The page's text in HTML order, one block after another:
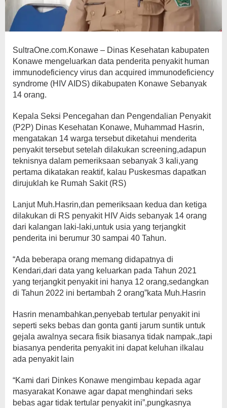
SultraOne.com.Konawe – Dinas Kesehatan kabupaten
Konawe mengeluarkan data penderita penyakit human
immunodeficiency virus dan acquired immunodeficiency
syndrome (HIV AIDS) dikabupaten Konawe Sebanyak
14 orang.
Kepala Seksi Pencegahan dan Pengendalian Penyakit
(P2P) Dinas Kesehatan Konawe, Muhammad Hasrin,
mengatakan 14 warga tersebut diketahui menderita
penyakit tersebut setelah dilakukan screening,adapun
teknisnya dalam pemeriksaan sebanyak 3 kali,yang
pertama dikatakan reaktif, kalau Puskesmas dapatkan
dirujuklah ke Rumah Sakit (RS)
Lanjut Muh.Hasrin,dan pemeriksaan kedua dan ketiga
dilakukan di RS penyakit HIV Aids sebanyak 14 orang
dari kalangan laki-laki,untuk usia yang terjangkit
penderita ini berumur 30 sampai 40 Tahun.
“Ada beberapa orang memang didapatnya di
Kendari,dari data yang keluarkan pada Tahun 2021
yang terjangkit penyakit ini hanya 12 orang,sedangkan
di Tahun 2022 ini bertambah 2 orang”kata Muh.Hasrin
Hasrin menambahkan,penyebab tertular penyakit ini
seperti seks bebas dan gonta ganti jarum suntik untuk
gejala awalnya secara fisik biasanya tidak nampak.,tapi
biasanya penderita penyakit ini dapat keluhan ilkalau
ada penyakit lain
“Kami dari Dinkes Konawe mengimbau kepada agar
masyarakat Konawe agar dapat menghindari seks
bebas agar tidak tertular penyakit ini”,pungkasnya